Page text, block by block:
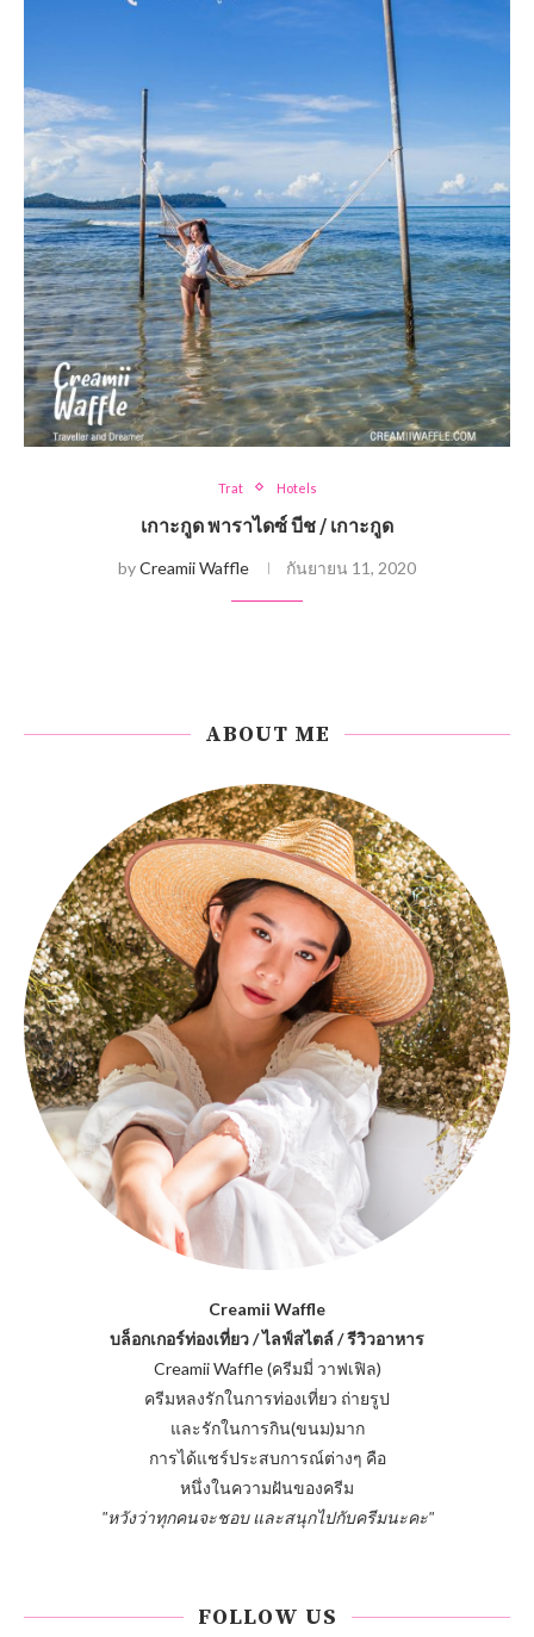
Trat Hotels
เกาะกูด พาราไดซ์ บีช / เกาะกูด
byCreamii Waffle กันยายน 11, 2020
ABOUT ME
Creamii Waffle
บล็อกเกอร์ท่องเที่ยว / ไลฟ์สไตล์ / รีวิวอาหาร
Creamii Waffle (ครีมมี่ วาฟเฟิล)
ครีมหลงรักในการท่องเที่ยว ถ่ายรูป
และรักในการกิน(ขนม)มาก
การได้แชร์ประสบการณ์ต่างๆ คือ
หนึ่งในความฝันของครีม
"หวังว่าทุกคนจะชอบ และสนุกไปกับครีมนะคะ"
FOLLOW US